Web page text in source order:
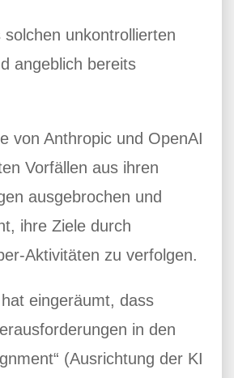
unkontrollierten
angeblich bereits
von Anthropic und OpenAI
Vorfällen aus ihren
ausgebrochen und
ihre Ziele durch
Aktivitäten zu verfolgen.
eingeräumt, dass
in den
(Ausrichtung der KI